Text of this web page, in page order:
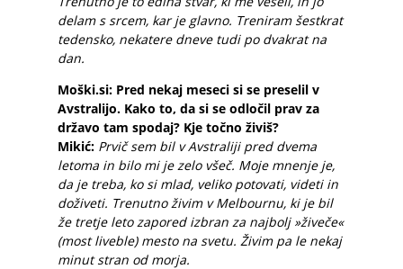
delam s srcem, kar je glavno. Treniram šestkrat
tedensko, nekatere dneve tudi po dvakrat na
dan.
Moški.si: Pred nekaj meseci si se preselil v
Avstralijo. Kako to, da si se odločil prav za
državo tam spodaj? Kje točno živiš?
Mikić: Prvič sem bil v Avstraliji pred dvema
letoma in bilo mi je zelo všeč. Moje mnenje je,
da je treba, ko si mlad, veliko potovati, videti in
doživeti. Trenutno živim v Melbournu, ki je bil
že tretje leto zapored izbran za najbolj »živeče«
(most liveble) mesto na svetu. Živim pa le nekaj
minut stran od morja.